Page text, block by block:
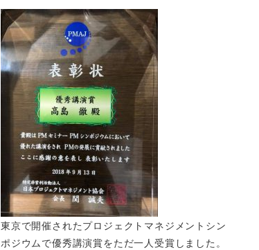
東京で開催されたプロジェクトマネジメントシン
ポジウムで優秀講演賞をただ一人受賞しました。